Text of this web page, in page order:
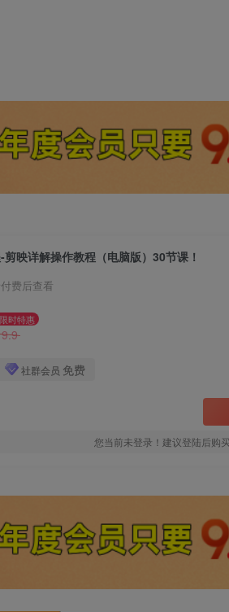
剪映详解操作教程（电脑版）30节课！
费后查看
限时特惠
社群会员 免费
您当前未登录！建议登陆后购